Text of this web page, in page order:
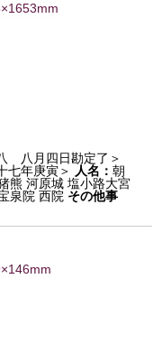
八月四日勘定了＞
七年庚寅＞ 人名：朝
熊 河原城 塩小路大宮
泉院 西院 その他事